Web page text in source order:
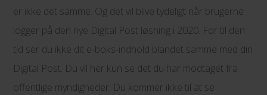
er ikke det samme. Og det vil blive tydeligt når brugerne
logger på den nye Digital Post løsning i 2020. For til den
tid ser du ikke dit e-boks-indhold blandet samme med din
Digital Post. Du vil her kun se det du har modtaget fra
offentlige myndigheder. Du kommer ikke til at se